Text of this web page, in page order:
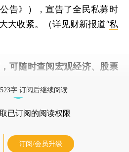
告》），宣告了全民私募时
大收紧。（详见财新报道“私
，可随时查阅宏观经济、股票
字 订阅后继续阅读
已订阅的阅读权限
订阅/会员升级